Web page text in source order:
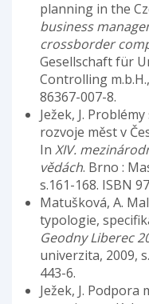
planning in the
business
crossborder
Gesellschaft für
Controlling
86367-007-8.
Ježek, J.
rozvoje měst v
In XIV.
vědách. Brno :
s.161-168. ISBN
Matušková, A.
typologie,
Geodny Liberec
univerzita, 2009,
443-6.
Ježek, J.